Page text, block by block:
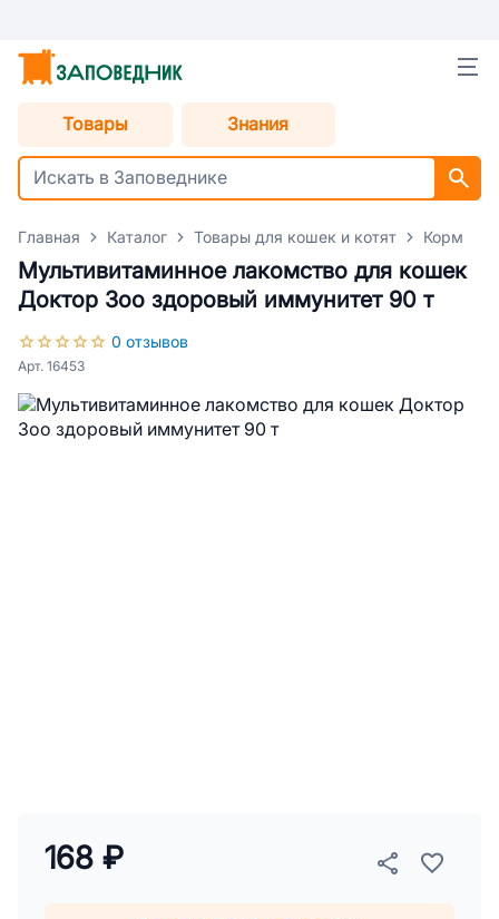
Товары Знания
Главная Каталог Товары для кошек и котят Корм
Мультивитаминное лакомство для кошек
Доктор Зоо здоровый иммунитет 90 т
0 отзывов
Арт. 16453
168 ₽